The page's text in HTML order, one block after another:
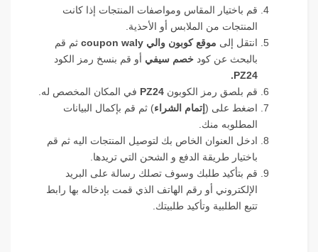
قم باختيار المقاس ومواصفات المنتجات إذا كانت
المنتجات من الملابس أو الأحذية.
انتقل إلى موقع كوبون والي coupon walyثم قم
بالبحث عن كودخصم سيفي أو قم بنسخ رمز الكود
PZ24
.
قم بلصق رمز الكوبون PZ24
في المكان المخصص له.
اضغط على ( إتمام الشراء) ثم قم بإكمال البيانات
المطلوبه منك.
ادخل العنوان الخاص بك لتوصيل المنتجات اليه ثم قم
باختيار طريقة الدفع و الشحن التي تريدها.
قم بتأكيد طلبك وسوف تصلك رسالة على البريد
الإلكتروني أو رقم الهاتف الذي قمت بإدخاله بها رابط
تتبع الطلبية وتأكيد طلبيتك.